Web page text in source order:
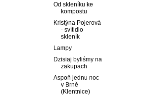
Od skleníku ke
kompostu
Kristýna Pojerová
- svítidlo
skleník
Lampy
Dzisiaj byliśmy na
zakupach
Aspoň jednu noc
v Brně
(Klentnice)